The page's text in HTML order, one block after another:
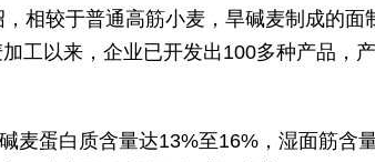
相较于普通高筋小麦，旱碱麦制成的面
工以来，企业已开发出100多种产品，
麦蛋白质含量达13%至16%，湿面筋含